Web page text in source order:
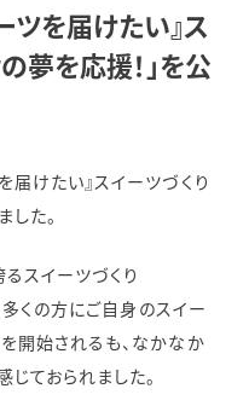
ツを届けたい』ス
夢を応援！」を公
届けたい』スイーツづくり
た。
スイーツづくり
くの方にご自身のスイー
開始されるも、なかなか
ておられました。